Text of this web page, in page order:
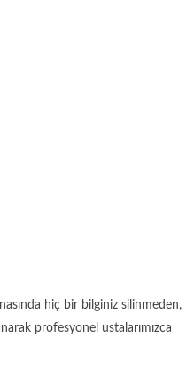
hiç bir bilginiz silinmeden,
profesyonel ustalarımızca